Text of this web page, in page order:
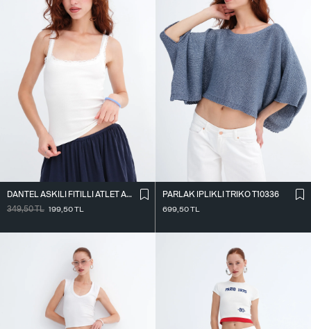
DANTEL ASKILI FITILLI ATLET A261020
349,50TL 199,50TL
PARLAK İ̇PLIKLI TRIKO T10336
699,50TL